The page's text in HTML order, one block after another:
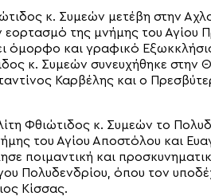
κ. Συμεών μετέβη στην
της μνήμης του Αγίου
όμορφο και γραφικό
κ. Συμεών συνευχήθηκε στην
Καρβέλης και ο
Φθιώτιδος κ. Συμεών το
του Αγίου Αποστόλου και
ποιμαντική και
Πολυδενδρίου, όπου τον
Κίσσας.